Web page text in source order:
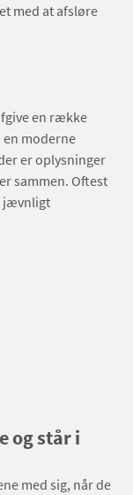
med at afsløre
en række
moderne
er oplysninger
sammen. Oftest
jævnligt
og står i
med sig, når de